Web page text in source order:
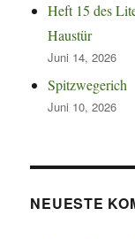
Heft 15 des
Haustür
Juni 14, 2026
Spitzwegerich
Juni 10, 2026
NEUESTE